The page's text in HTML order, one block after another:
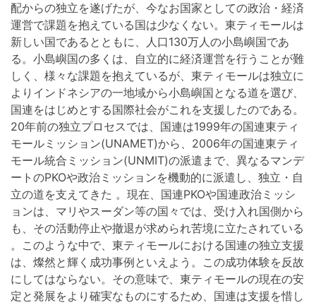
配からの独立を遂げたが、今なお国家としての政治・経済
運営で課題を抱えている国は少なくない。東ティモールは
新しい国であるとともに、人口130万人の小島嶼国であ
る。小島嶼国の多くは、自立的に経済運営を行うことが難
しく、様々な課題を抱えているが、東ティモールは独立に
よりインドネシアの一地域から小島嶼国となる道を選び、
国連をはじめとする国際社会がこれを支援したのである。
20年前の独立プロセスでは、国連は1999年の国連東ティ
モールミッション(UNAMET)から、2006年の国連東ティ
モール統合ミッション(UNMIT)の派遣まで、異なるマンデ
ートのPKOや政治ミッションを機動的に派遣し、独立・自
立の道を支えてきた 。現在、国連PKOや国連政治ミッシ
ョンは、マリやスーダン等の国々では、受け入れ国側から
も、その活動停止や撤退が求められ苦境に立たされている
。このような中で、東ティモールにおける国連の独立支援
は、燦然と輝く成功事例といえよう。この成功体験を反故
にしてはならない。その意味で、東ティモールの現在の安
定と発展をより確実なものにするため、国連は支援を惜し